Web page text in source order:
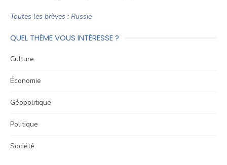
Toutes les brèves : Russie
QUEL THÈME VOUS INTÉRESSE ?
Culture
Économie
Géopolitique
Politique
Société